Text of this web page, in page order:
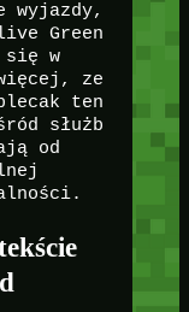
wyjazdy,
Green
się w
ze
ten
służb
od